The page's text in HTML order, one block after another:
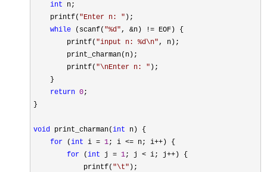
int n;
    printf(
"Enter n: " );
while (scanf( "%d", &n) != EOF) {
        printf(
"input n: %d\n", n);
        print_charman(n);
        printf(
"\nEnter n: " );
    }
return 0;
}
void print_charman(int n) {
for (int i = 1; i <= n; i++ ) {
for (int j = 1; j < i; j++ ) {
            printf(
"\t" );